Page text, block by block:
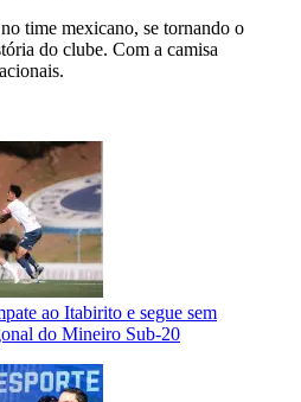
time mexicano, se tornando o
do clube. Com a camisa
ao Itabirito e segue sem
do Mineiro Sub-20